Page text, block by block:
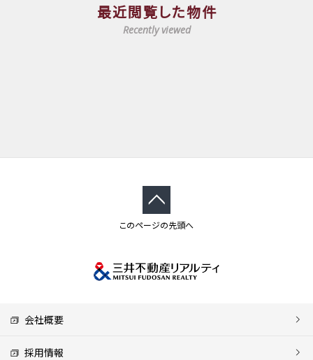
最近閲覧した物件
Recently viewed
このページの先頭へ
会社概要
採用情報